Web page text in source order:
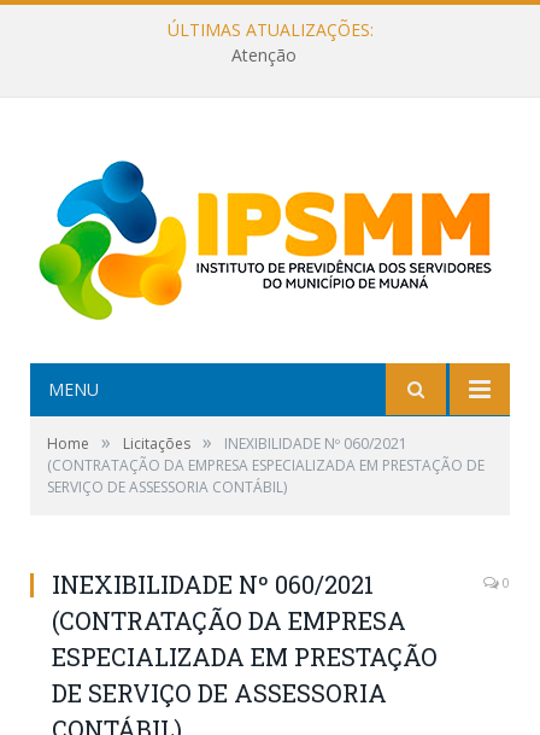
ÚLTIMAS ATUALIZAÇÕES:
Atenção
MENU
Home » Licitações »
INEXIBILIDADE Nº 060/2021
(CONTRATAÇÃO DA EMPRESA ESPECIALIZADA EM PRESTAÇÃO DE
SERVIÇO DE ASSESSORIA CONTÁBIL)
INEXIBILIDADE Nº 060/2021
(CONTRATAÇÃO DA EMPRESA
ESPECIALIZADA EM PRESTAÇÃO
DE SERVIÇO DE ASSESSORIA
0